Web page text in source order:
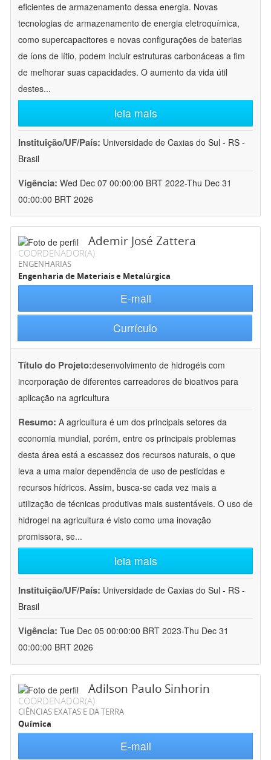
eficientes de armazenamento dessa energia. Novas
tecnologias de armazenamento de energia eletroquímica,
como supercapacitores e novas configurações de baterias
de íons de lítio, podem incluir estruturas carbonáceas a fim
de melhorar suas capacidades. O aumento da vida útil
destes...
leia mais
Instituição/UF/País: Universidade de Caxias do Sul - RS -
Brasil
Vigência: Wed Dec 07 00:00:00 BRT 2022-Thu Dec 31
00:00:00 BRT 2026
Ademir José Zattera
COORDENADOR(A)
ENGENHARIAS
Engenharia de Materiais e Metalúrgica
E-mail
Currículo
Título do Projeto:desenvolvimento de hidrogéis com
incorporação de diferentes carreadores de bioativos para
aplicação na agricultura
Resumo: A agricultura é um dos principais setores da
economia mundial, porém, entre os principais problemas
desta área está a escassez dos recursos naturais, o que
leva a uma maior dependência de uso de pesticidas e
recursos hídricos. Assim, busca-se cada vez mais a
utilização de técnicas produtivas mais sustentáveis. O uso de
hidrogel na agricultura é visto como uma inovação
promissora, se...
leia mais
Instituição/UF/País: Universidade de Caxias do Sul - RS -
Brasil
Vigência: Tue Dec 05 00:00:00 BRT 2023-Thu Dec 31
00:00:00 BRT 2026
Adilson Paulo Sinhorin
COORDENADOR(A)
CIÊNCIAS EXATAS E DA TERRA
Química
E-mail